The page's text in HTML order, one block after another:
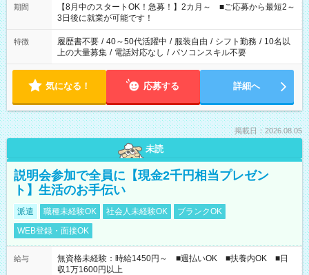
「できれば残業はしたくない」 など、ご希望を教えてください
ね。 ※Wワーク希望の方へ 今ご覧のお仕事で希望する勤務時間
と、もう1つのお仕事の勤務時間。 合計で週40時間を超える場
合は応募できません。
期間
【8月中のスタートOK！急募！】2カ月～ ■ご応募から最短2～
3日後に就業が可能です！
特徴 履歴書不要 / 40～50代活躍中 / 服装自由 / シフト勤務 / 10名以
上の大量募集 / 電話対応なし / パソコンスキル不要
気になる！ 応募する 詳細へ
掲載日：2026.08.05
未読
説明会参加で全員に【現金2千円相当プレゼン
ト】生活のお手伝い
派遣 職種未経験OK 社会人未経験OK
ブランクOK
WEB登録・面接OK
給与
無資格未経験：時給1450円～ ■週払いOK ■扶養内OK ■日
収1万1600円以上